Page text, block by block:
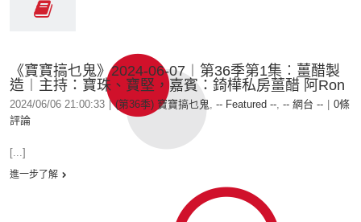
《寶寶搞乜鬼》2024-06-07︱第36季第1集︰薑醋製
造︱主持：寶珠、寶堅，嘉賓：錡樺私房薑醋 阿Ron
2024/06/06 21:00:33 | (第36季) 寶寶搞乜鬼, -- Featured --, -- 網台 --
0條
評論
[...]
進一步了解